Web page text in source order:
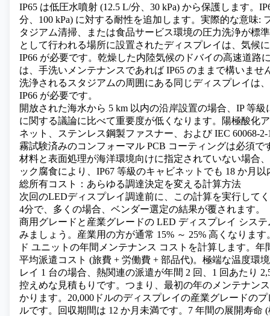
IP65 は低圧水噴射 (12.5 L/分、30 kPa) から保護します。
分、100 kPa) に対する耐性を追加します。実際的な意味:
タジアム清掃、または食品サービス環境の圧力洗浄が標
として行われる場所に設置されたディスプレイは、気候
IP66 が必要です。乾燥した内陸気候のドバイの高速道路
は、手洗いメンテナンスであれば IP65 のままで構いませ
洗浄されるスタジアムの周囲にある同じディスプレイは
IP66 が必要です。
開放された海水から 5 km 以内の沿岸設置の場合、IP 等
に関する議論に比べて重要度が低くなります。陽極酸化
ネット、ステンレス鋼製ファスナー、および IEC 60068-
霧試験済みのコンフォーマル PCB コーティングは必須で
材料と表面処理が海洋環境向けに指定されていない場合
ック腐食により、IP67 等級のキャビネットでも 18 か月
総所有コスト：あらゆる調達決定を変える計算方法
次回のLEDディスプレイ調達前に、この計算を実行して
4分で、多くの場合、ベンダー選定の結果が覆されます。
商用グレードと産業グレードの LED ディスプレイ シス
みましょう。産業用の方が通常 15% ～ 25% 高くなりま
ド ユニットの年間メンテナンス コストを計算します。年
平均派遣コスト (旅費 + 労働費 + 部品代)。極端な温度環
レイ 1 台の場合、熱関連の派遣が年間 2 回、 1 回あたり
控えめな見積もりです。つまり、最初の年のメンテナン
かります。20,000 ドルのディスプレイの産業グレードのプ
ルです。回収期間は 12 か月未満です。7 年間の展開寿命